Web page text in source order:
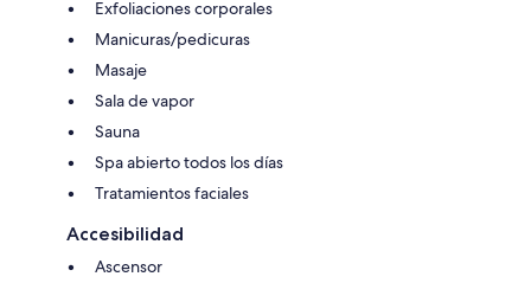
Exfoliaciones corporales
Manicuras/pedicuras
Masaje
Sala de vapor
Sauna
Spa abierto todos los días
Tratamientos faciales
Accesibilidad
Ascensor